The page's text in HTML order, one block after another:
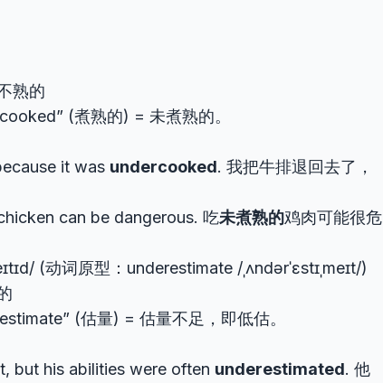
熟的
(煮熟的) = 未煮熟的。
it was undercooked. 我把牛排退回去了，
can be dangerous. 吃未煮熟的鸡肉可能很危
(动词原型：underestimate /ˌʌndərˈɛstɪˌmeɪt/)
(估量) = 估量不足，即低估。
but his abilities were often underestimated. 他